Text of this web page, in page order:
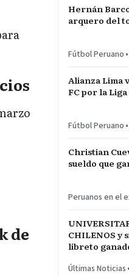
de
Hernán
arquero del
Fútbol Peruano •
Alianza Lima
FC por la
Fútbol Peruano •
Christian
sueldo que
Peruanos en el
CHILENOS y
libreto
RABANAL
Últimas Noticias •